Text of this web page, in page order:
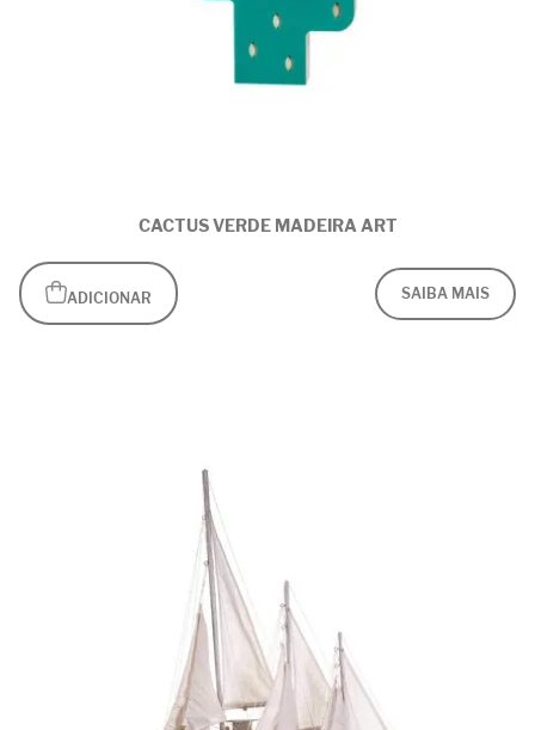
CACTUS VERDE MADEIRA ART
ADICIONAR SAIBA MAIS